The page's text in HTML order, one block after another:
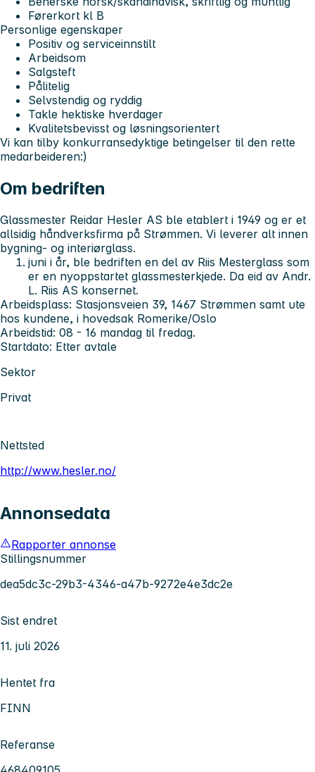
Førerkort kl B
Personlige egenskaper
Positiv og serviceinnstilt
Arbeidsom
Salgsteft
Pålitelig
Selvstendig og ryddig
Takle hektiske hverdager
Kvalitetsbevisst og løsningsorientert
Vi kan tilby konkurransedyktige betingelser til den rette
medarbeideren:)
Om bedriften
Glassmester Reidar Hesler AS ble etablert i 1949 og er et
allsidig håndverksfirma på Strømmen. Vi leverer alt innen
bygning- og interiørglass.
juni i år, ble bedriften en del av Riis Mesterglass som
er en nyoppstartet glassmesterkjede. Da eid av Andr.
L. Riis AS konsernet.
Arbeidsplass: Stasjonsveien 39, 1467 Strømmen samt ute
hos kundene, i hovedsak Romerike/Oslo
Arbeidstid: 08 - 16 mandag til fredag.
Startdato: Etter avtale
Sektor
Privat
Nettsted
http://www.hesler.no/
Annonsedata
Rapporter annonse
Stillingsnummer
dea5dc3c-29b3-4346-a47b-9272e4e3dc2e
Sist endret
11. juli 2026
Hentet fra
FINN
Referanse